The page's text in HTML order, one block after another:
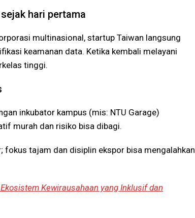
hari pertama
multinasional, startup Taiwan langsung
keamanan data. Ketika kembali melayani
tinggi.
inkubator kampus (mis: NTU Garage)
murah dan risiko bisa dibagi.
fokus tajam dan disiplin ekspor bisa mengalahkan
Kewirausahaan yang Inklusif dan